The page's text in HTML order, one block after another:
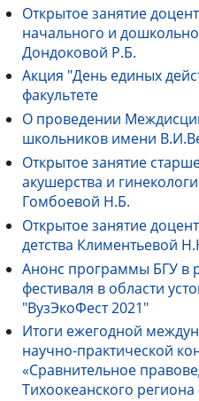
Открытое занятие
начального и
Дондоковой Р.Б.
Акция "День единых
факультете
О проведении
школьников имени
Открытое занятие
акушерства и
Гомбоевой Н.Б.
Открытое занятие
детства Климентьевой
Анонс программы БГУ в
фестиваля в области
"ВузЭкоФест 2021"
Итоги ежегодной
научно-практической
«Сравнительное
Тихоокеанского региона